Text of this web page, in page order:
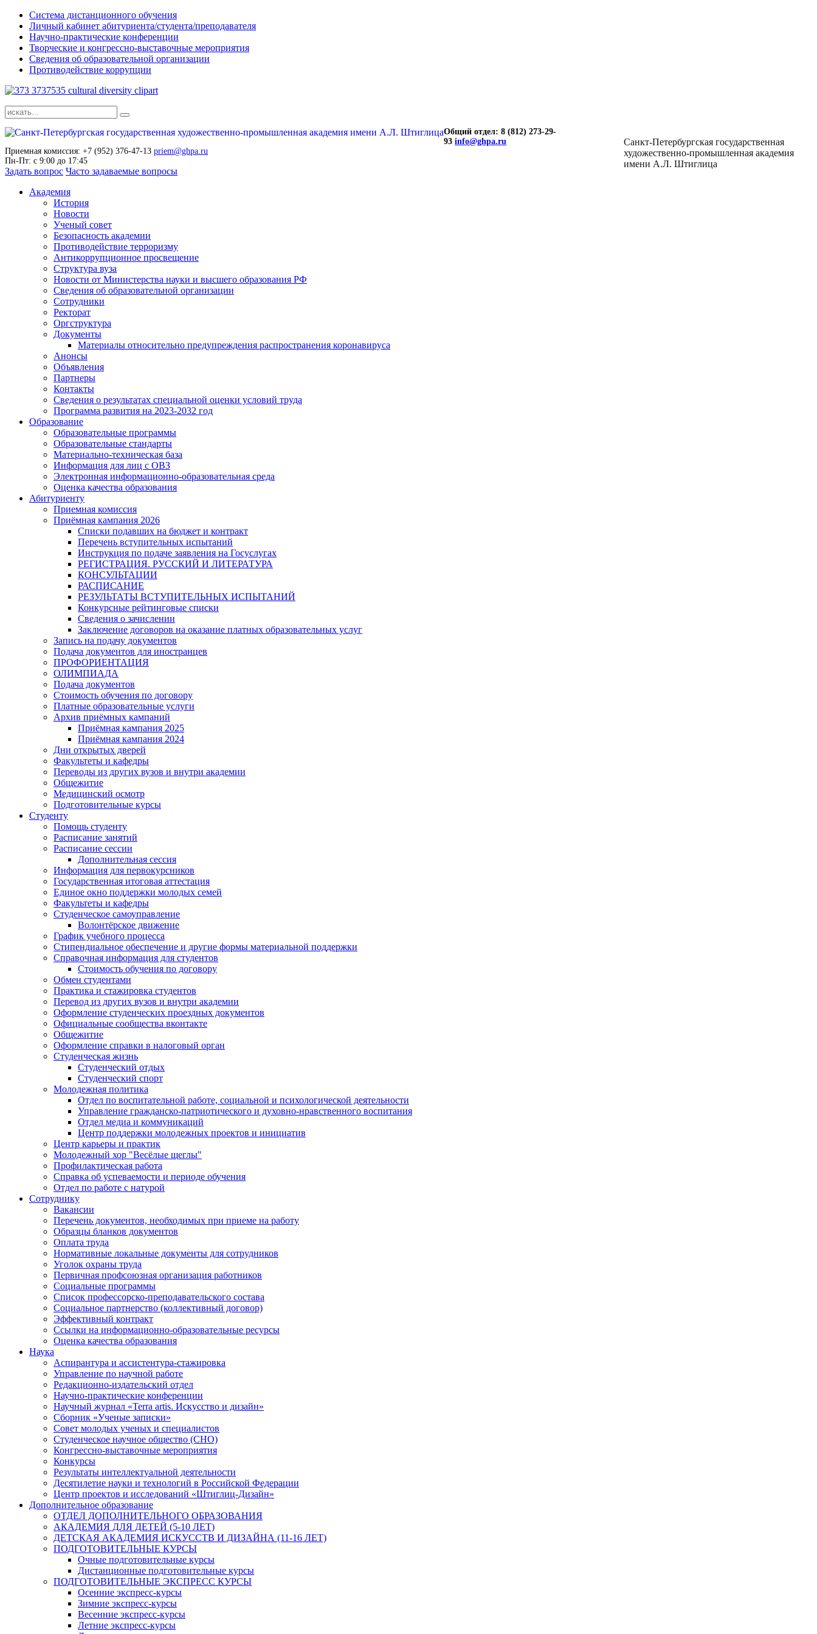
Система дистанционного обучения
Личный кабинет абитуриента/студента/преподавателя
Научно-практические конференции
Творческие и конгрессно-выставочные мероприятия
Сведения об образовательной организации
Противодействие коррупции
Санкт-Петербургская государственная
художественно-промышленная академия
имени А.Л. Штиглица
Общий отдел: 8 (812) 273-29-
93 info@ghpa.ru
Приемная комиссия: +7 (952) 376-47-13 priem@ghpa.ru
Пн-Пт: с 9:00 до 17:45
Задать вопрос Часто задаваемые вопросы
Академия
История
Новости
Ученый совет
Безопасность академии
Противодействие терроризму
Антикоррупционное просвещение
Структура вуза
Новости от Министерства науки и высшего образования РФ
Сведения об образовательной организации
Сотрудники
Ректорат
Оргструктура
Документы
Материалы относительно предупреждения распространения коронавируса
Анонсы
Объявления
Партнеры
Контакты
Сведения о результатах специальной оценки условий труда
Программа развития на 2023-2032 год
Образование
Образовательные программы
Образовательные стандарты
Материально-техническая база
Информация для лиц с ОВЗ
Электронная информационно-образовательная среда
Оценка качества образования
Абитуриенту
Приемная комиссия
Приёмная кампания 2026
Списки подавших на бюджет и контракт
Перечень вступительных испытаний
Инструкция по подаче заявления на Госуслугах
РЕГИСТРАЦИЯ. РУССКИЙ И ЛИТЕРАТУРА
КОНСУЛЬТАЦИИ
РАСПИСАНИЕ
РЕЗУЛЬТАТЫ ВСТУПИТЕЛЬНЫХ ИСПЫТАНИЙ
Конкурсные рейтинговые списки
Сведения о зачислении
Заключение договоров на оказание платных образовательных услуг
Запись на подачу документов
Подача документов для иностранцев
ПРОФОРИЕНТАЦИЯ
ОЛИМПИАДА
Подача документов
Стоимость обучения по договору
Платные образовательные услуги
Архив приёмных кампаний
Приёмная кампания 2025
Приёмная кампания 2024
Дни открытых дверей
Факультеты и кафедры
Переводы из других вузов и внутри академии
Общежитие
Медицинский осмотр
Подготовительные курсы
Студенту
Помощь студенту
Расписание занятий
Расписание сессии
Дополнительная сессия
Информация для первокурсников
Государственная итоговая аттестация
Единое окно поддержки молодых семей
Факультеты и кафедры
Студенческое самоуправление
Волонтёрское движение
График учебного процесса
Стипендиальное обеспечение и другие формы материальной поддержки
Справочная информация для студентов
Cтоимость обучения по договору
Обмен студентами
Практика и стажировка студентов
Перевод из других вузов и внутри академии
Оформление студенческих проездных документов
Официальные сообщества вконтакте
Общежитие
Оформление справки в налоговый орган
Студенческая жизнь
Студенческий отдых
Студенческий спорт
Молодежная политика
Отдел по воспитательной работе, социальной и психологической деятельности
Управление гражданско-патриотического и духовно-нравственного воспитания
Отдел медиа и коммуникаций
Центр поддержки молодежных проектов и инициатив
Центр карьеры и практик
Молодежный хор "Весёлые щеглы"
Профилактическая работа
Справка об успеваемости и периоде обучения
Отдел по работе с натурой
Сотруднику
Вакансии
Перечень документов, необходимых при приеме на работу
Образцы бланков документов
Оплата труда
Нормативные локальные документы для сотрудников
Уголок охраны труда
Первичная профсоюзная организация работников
Социальные программы
Список профессорско-преподавательского состава
Социальное партнерство (коллективный договор)
Эффективный контракт
Ссылки на информационно-образовательные ресурсы
Оценка качества образования
Наука
Аспирантура и ассистентура-стажировка
Управление по научной работе
Редакционно-издательский отдел
Научно-практические конференции
Научный журнал «Terra artis. Искусство и дизайн»
Сборник «Ученые записки»
Совет молодых ученых и специалистов
Студенческое научное общество (СНО)
Конгрессно-выставочные мероприятия
Конкурсы
Результаты интеллектуальной деятельности
Десятилетие науки и технологий в Российской Федерации
Центр проектов и исследований «Штиглиц-Дизайн»
Дополнительное образование
ОТДЕЛ ДОПОЛНИТЕЛЬНОГО ОБРАЗОВАНИЯ
АКАДЕМИЯ ДЛЯ ДЕТЕЙ (5-10 ЛЕТ)
ДЕТСКАЯ АКАДЕМИЯ ИСКУССТВ И ДИЗАЙНА (11-16 ЛЕТ)
ПОДГОТОВИТЕЛЬНЫЕ КУРСЫ
Очные подготовительные курсы
Дистанционные подготовительные курсы
ПОДГОТОВИТЕЛЬНЫЕ ЭКСПРЕСС КУРСЫ
Осенние экспресс-курсы
Зимние экспресс-курсы
Весенние экспресс-курсы
Летние экспресс-курсы